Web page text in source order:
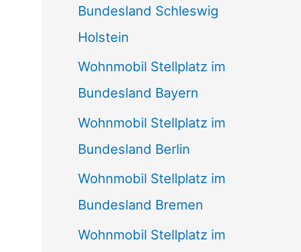
:Bundesland Schleswig
Holstein
Wohnmobil Stellplatz im
Bundesland Bayern
Wohnmobil Stellplatz im
Bundesland Berlin
Wohnmobil Stellplatz im
Bundesland Bremen
Wohnmobil Stellplatz im